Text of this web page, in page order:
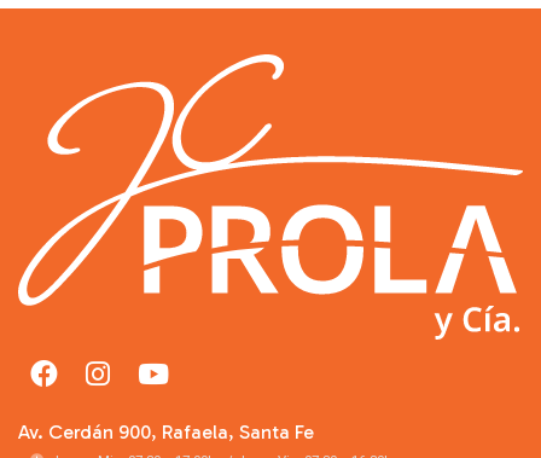
Av. Cerdán 900, Rafaela, Santa Fe